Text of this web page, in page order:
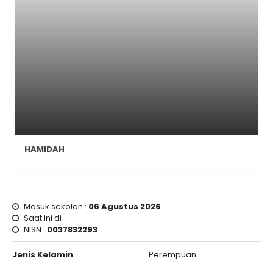
HAMIDAH
Masuk sekolah : 06 Agustus 2026
Saat ini di
NISN : 0037832293
Jenis Kelamin Perempuan